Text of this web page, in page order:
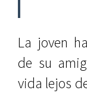
La joven
de su
vida lejos